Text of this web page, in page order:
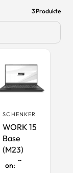
3 Produkte
SCHENKER
WORK 15
Base
(M23)
Maximalk
on: